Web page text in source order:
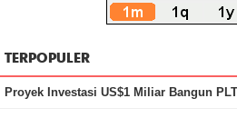
TERPOPULER
Proyek Investasi US$1 Miliar Bangun